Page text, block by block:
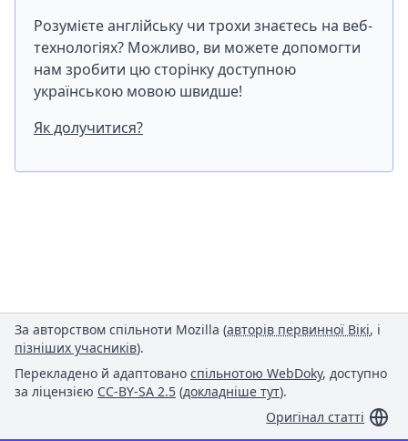
Розумієте англійську чи трохи знаєтесь на веб-
технологіях? Можливо, ви можете допомогти
нам зробити цю сторінку доступною
українською мовою швидше!
Як долучитися?
За авторством спільноти Mozilla (авторів первинної Вікі, і
пізніших учасників).
Перекладено й адаптовано спільнотою WebDoky, доступно
за ліцензією CC-BY-SA 2.5 (докладніше тут).
Оригінал статті